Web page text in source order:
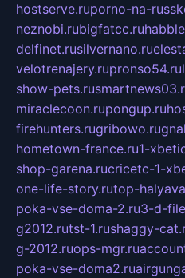
hostserve.ruporno-na-
neznobi.rubigfatcc.ru
delfinet.rusilvernano.ru
velotrenajery.rupronso54.ru
show-pets.ru
miraclecoon.rupongup.ru
firehunters.rugribowo.ru
hometown-france.ru1-
shop-garena.rucricetc-1-
one-life-story.rutop-
poka-vse-doma-2.ru3-d-
g2012.rutst-1.rushaggy-
g-2012.ruops-mgr.ru
poka-vse-doma2.ru